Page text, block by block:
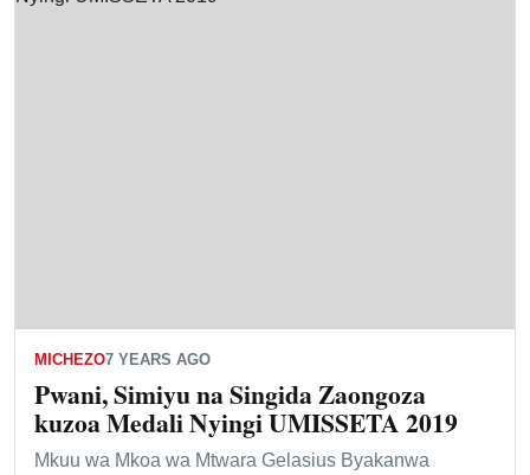
MICHEZO7 YEARS AGO
Pwani, Simiyu na Singida Zaongoza
kuzoa Medali Nyingi UMISSETA 2019
Mkuu wa Mkoa wa Mtwara Gelasius Byakanwa